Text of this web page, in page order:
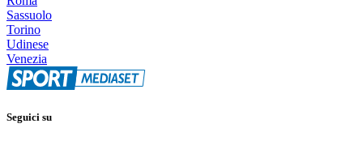
Sassuolo
Torino
Udinese
Venezia
Seguici su